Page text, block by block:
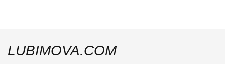
LUBIMOVA.COM